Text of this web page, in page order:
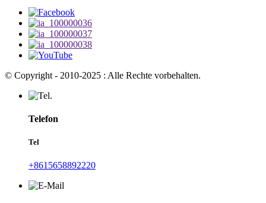
© Copyright - 2010-2025 : Alle Rechte vorbehalten.
Telefon
Tel
+8615658892220